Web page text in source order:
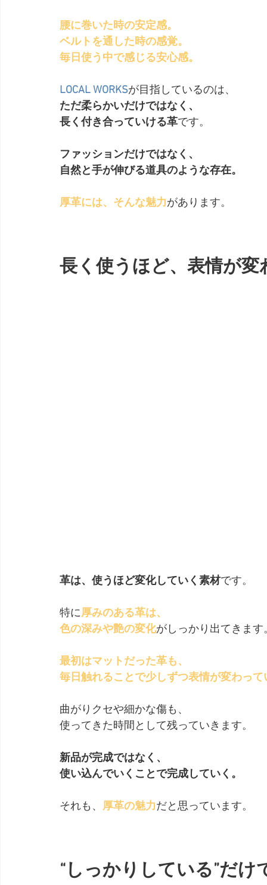
腰に巻いた時の安定感。
ベルトを通した時の感覚。
毎日使う中で感じる安心感。
LOCAL WORKSが目指しているのは、
ただ柔らかいだけではなく、
長く付き合っていける革です。
ファッションだけではなく、
自然と手が伸びる道具のような存在。
厚革には、そんな魅力があります。
長く使うほど、表情が変
革は、使うほど変化していく素材です。
特に厚みのある革は、
色の深みや艶の変化がしっかり出てきます
最初はマットだった革も、
毎日触れることで少しずつ表情が変わって
曲がりクセや細かな傷も、
使ってきた時間として残っていきます。
新品が完成ではなく、
使い込んでいくことで完成していく。
それも、 厚革の魅力だと思っています。
“しっかりしている”だけ